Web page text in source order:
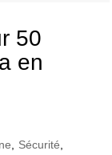
50
en
Sécurité